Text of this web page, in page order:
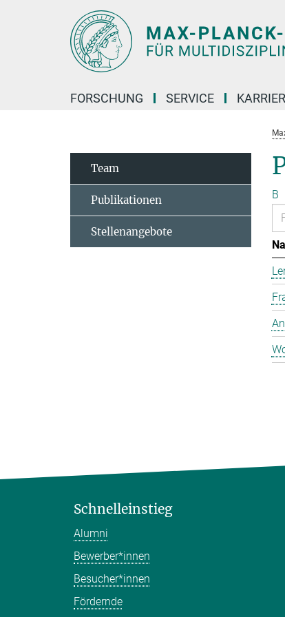
FORSCHUNG SERVICE
B
Team
Publikationen
Stellenangebote
Schnelleinstieg
Alumni
Bewerber*innen
Besucher*innen
Fördernde